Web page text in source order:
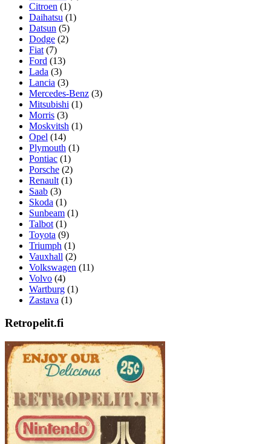
Citroen (1)
Daihatsu (1)
Datsun (5)
Dodge (2)
Fiat (7)
Ford (13)
Lada (3)
Lancia (3)
Mercedes-Benz (3)
Mitsubishi (1)
Morris (3)
Moskvitsh (1)
Opel (14)
Plymouth (1)
Pontiac (1)
Porsche (2)
Renault (1)
Saab (3)
Skoda (1)
Sunbeam (1)
Talbot (1)
Toyota (9)
Triumph (1)
Vauxhall (2)
Volkswagen (11)
Volvo (4)
Wartburg (1)
Zastava (1)
Retropelit.fi